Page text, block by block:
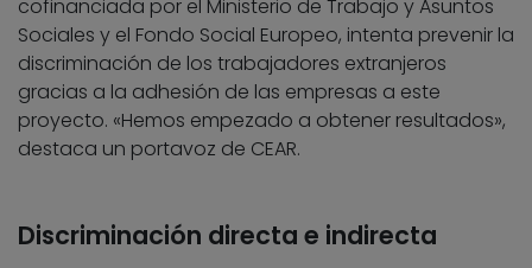
cofinanciada por el Ministerio de Trabajo y Asuntos
Sociales y el Fondo Social Europeo, intenta prevenir la
discriminación de los trabajadores extranjeros
gracias a la adhesión de las empresas a este
proyecto. «Hemos empezado a obtener resultados»,
destaca un portavoz de CEAR.
Discriminación directa e indirecta